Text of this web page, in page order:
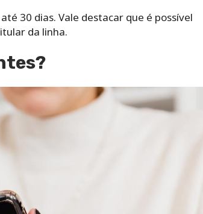
30 dias. Vale destacar que é possível
da linha.